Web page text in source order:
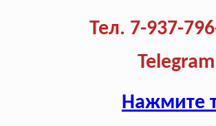
Тел. 7-937-
Нажмите